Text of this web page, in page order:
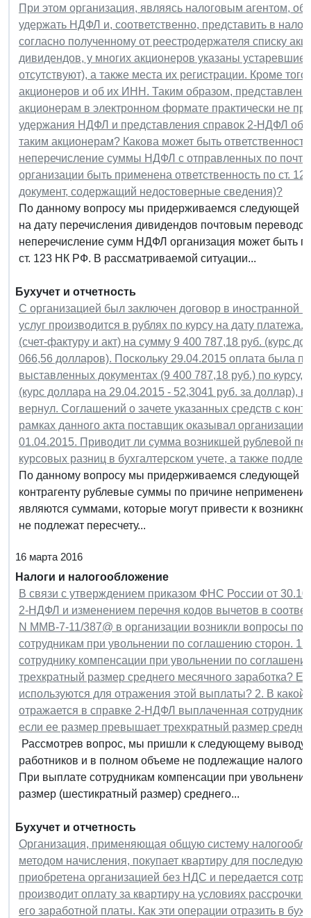
При этом организация, являясь налоговым агентом,
удержать НДФЛ и, соответственно, представить в
согласно полученному от реестродержателя списку
дивидендов, у многих акционеров указаны
отсутствуют), а также места их регистрации. Кроме
акционеров и об их ИНН. Таким образом,
акционерам в электронном формате практически не
удержания НДФЛ и представления справок 2-НДФЛ об
таким акционерам? Какова может быть
неперечисление суммы НДФЛ с отправленных по
организации быть применена ответственность по ст.
документ, содержащий недостоверные сведения)?
По данному вопросу мы придерживаемся следующей
на дату перечисления дивидендов почтовым
неперечисление сумм НДФЛ организация может быть
ст. 123 НК РФ. В рассматриваемой ситуации...
Бухучет и отчетность
С организацией был заключен договор в иностранной
услуг производится в рублях по курсу на дату
(счет-фактуру и акт) на сумму 9 400 787,18 руб. (курс
066,56 долларов). Поскольку 29.04.2015 оплата была
выставленных документах (9 400 787,18 руб.) по
(курс доллара на 29.04.2015 - 52,3041 руб. за доллар),
вернул. Соглашений о зачете указанных средств с
рамках данного акта поставщик оказывал организации
01.04.2015. Приводит ли сумма возникшей рублевой
курсовых разниц в бухгалтерском учете, а также
По данному вопросу мы придерживаемся следующей
контрагенту рублевые суммы по причине
являются суммами, которые могут привести к
не подлежат пересчету...
16 марта 2016
Налоги и налогообложение
В связи с утверждением приказом ФНС России от
2-НДФЛ и изменением перечня кодов вычетов в
N ММВ-7-11/387@ в организации возникли вопросы
сотрудникам при увольнении по соглашению сторон.
сотруднику компенсации при увольнении по
трехкратный размер среднего месячного заработка?
используются для отражения этой выплаты? 2. В
отражается в справке 2-НДФЛ выплаченная
если ее размер превышает трехкратный размер
Рассмотрев вопрос, мы пришли к следующему
работников и в полном объеме не подлежащие
При выплате сотрудникам компенсации при
размер (шестикратный размер) среднего...
Бухучет и отчетность
Организация, применяющая общую систему
методом начисления, покупает квартиру для
приобретена организацией без НДС и передается
производит оплату за квартиру на условиях
его заработной платы. Как эти операции отразить в